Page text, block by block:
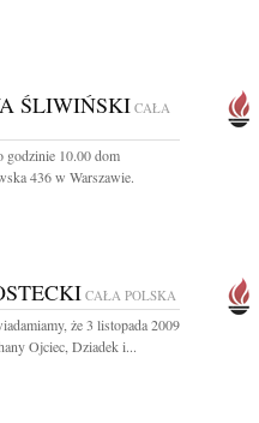
ŚLIWIŃSKICAŁA
godzinie 10.00 dom
436 w Warszawie.
CAŁA POLSKA
że 3 listopada 2009
Ojciec, Dziadek i...